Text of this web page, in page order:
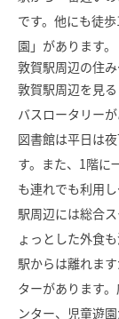
です。他にも徒
園」があります。
敦賀駅周辺の住
敦賀駅周辺を見
バスロータリー
図書館は平日は
す。また、1階に
も連れでも利用
駅周辺には総合
ょっとした外食
駅からは離れま
ターがあります
ンター、児童遊